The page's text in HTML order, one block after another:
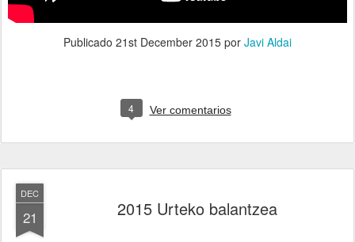
Publicado 21st December 2015 por Javi Aldai
4 Ver comentarios
DEC
21 2015 Urteko balantzea